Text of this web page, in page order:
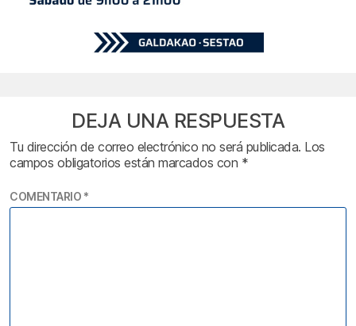
DEJA UNA RESPUESTA
Tu dirección de correo electrónico no será publicada. Los
campos obligatorios están marcados con *
COMENTARIO *